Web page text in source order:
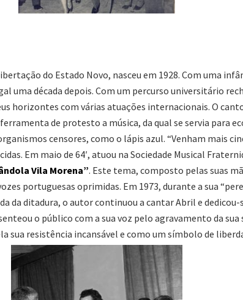
do Estado Novo, nasceu em 1928. Com uma
uma década depois. Com um percurso universitário
horizontes com várias atuações internacionais. O
de protesto a música, da qual se servia para
censores, como o lápis azul. “Venham mais
Em maio de 64′, atuou na Sociedade Musical
Vila Morena”. Este tema, composto pelas suas
portuguesas oprimidas. Em 1973, durante a sua
da ditadura, o autor continuou a cantar Abril e
o público com a sua voz pelo agravamento da sua
sua resistência incansável e como um símbolo de